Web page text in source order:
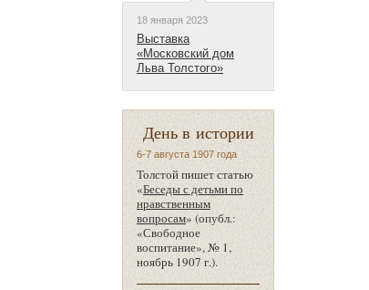
18 января 2023
Выставка
«Московский дом
Льва Толстого»
День в истории
6-7 августа 1907 года
Толстой пишет статью
«Беседы с детьми по
нравственным
вопросам» (опубл.:
«Свободное
воспитание», № 1,
ноябрь 1907 г.).